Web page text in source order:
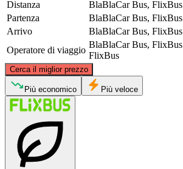
Distanza
BlaBlaCar Bus, FlixBus
Partenza
BlaBlaCar Bus, FlixBus
Arrivo
BlaBlaCar Bus, FlixBus
Operatore di viaggio
BlaBlaCar Bus, FlixBus
FlixBus
Cerca il miglior prezzo
Geneva
Più economico Più veloce